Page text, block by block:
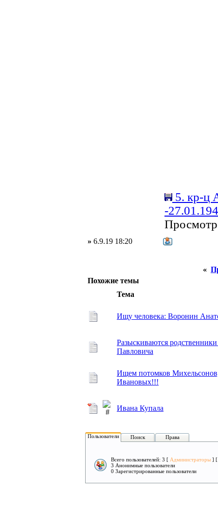
5. кр-ц
-
» 6.9.19 18:20
«
Похожие темы
Тема
Ищу человека: Воронин
Разыскиваются
Павловича
Ищем потомков
Ивановых!!!
Ивана Купала
Пользователи Поиск Права
Всего пользователей: 3 [ Администраторы ]
3 Анонимные пользователи
0 Зарегистрированные пользователи